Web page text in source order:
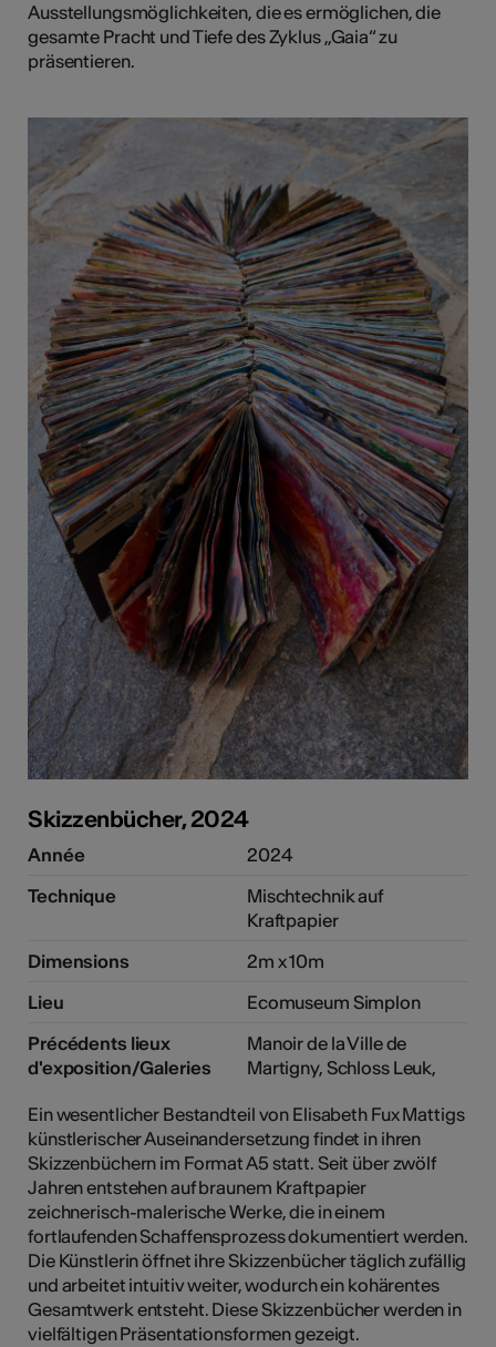
Ausstellungsmöglichkeiten, die es ermöglichen, die
gesamte Pracht und Tiefe des Zyklus „Gaia“ zu
präsentieren.
Skizzenbücher, 2024
Année
2024
Technique
Mischtechnik auf
Kraftpapier
Dimensions
2m x 10m
Lieu
Ecomuseum Simplon
Précédents lieux
d'exposition/Galeries
Manoir de la Ville de
Martigny, Schloss Leuk,
Ein wesentlicher Bestandteil von Elisabeth Fux Mattigs
künstlerischer Auseinandersetzung findet in ihren
Skizzenbüchern im Format A5 statt. Seit über zwölf
Jahren entstehen auf braunem Kraftpapier
zeichnerisch-malerische Werke, die in einem
fortlaufenden Schaffensprozess dokumentiert werden.
Die Künstlerin öffnet ihre Skizzenbücher täglich zufällig
und arbeitet intuitiv weiter, wodurch ein kohärentes
Gesamtwerk entsteht. Diese Skizzenbücher werden in
vielfältigen Präsentationsformen gezeigt.